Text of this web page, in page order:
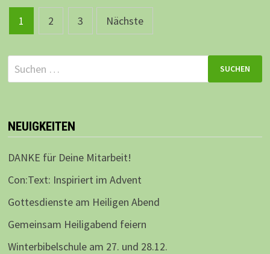
Beitragsnavigation
1 2 3 Nächste
Suchen
nach:
NEUIGKEITEN
DANKE für Deine Mitarbeit!
Con:Text: Inspiriert im Advent
Gottesdienste am Heiligen Abend
Gemeinsam Heiligabend feiern
Winterbibelschule am 27. und 28.12.